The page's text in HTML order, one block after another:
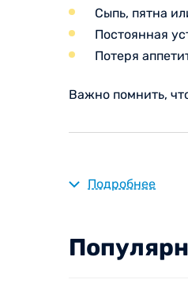
Сыпь, пятна
Постоянная
Потеря
Важно помнить,
Шекснинский
Подробнее